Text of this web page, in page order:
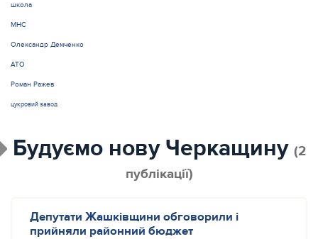
школа
МНС
Олександр Демченко
АТО
Роман Ражев
цукровий завод
Будуємо нову Черкащину (2
публікації)
Депутати Жашківщини обговорили і
прийняли районний бюджет